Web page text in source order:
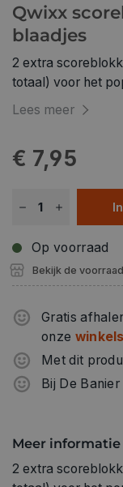
Qwixx
blaadjes
2 extra
totaal) voor het
Lees meer
€ 7,95
Op voorraad
Bekijk de
Gratis
onze winkels
Met dit
Bij De
Meer informatie
2 extra